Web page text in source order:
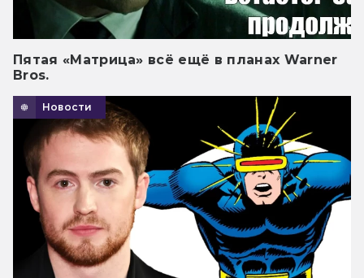
Пятая «Матрица» всё ещё в планах Warner
Bros.
Новости